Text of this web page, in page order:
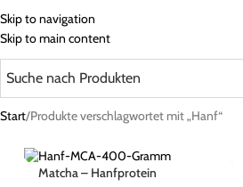
Skip to navigation
Skip to main content
Start Produkte verschlagwortet mit „Hanf“
Matcha – Hanfprotein